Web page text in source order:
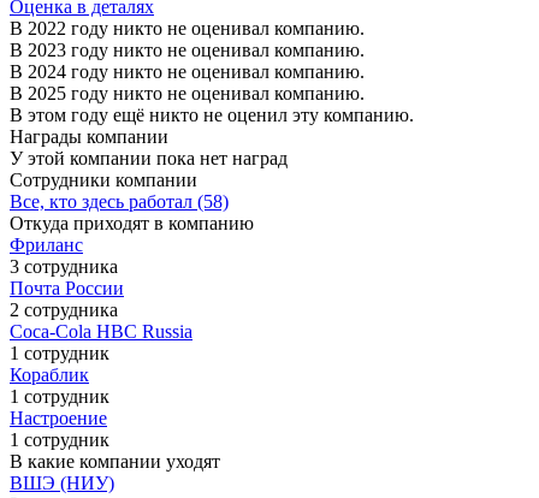
Оценка в деталях
В 2022 году никто не оценивал компанию.
В 2023 году никто не оценивал компанию.
В 2024 году никто не оценивал компанию.
В 2025 году никто не оценивал компанию.
В этом году ещё никто не оценил эту компанию.
Награды компании
У этой компании пока нет наград
Сотрудники компании
Все, кто здесь работал (58)
Откуда приходят в компанию
Фриланс
3 сотрудника
Почта России
2 сотрудника
Coca-Cola HBC Russia
1 сотрудник
Кораблик
1 сотрудник
Настроение
1 сотрудник
В какие компании уходят
ВШЭ (НИУ)